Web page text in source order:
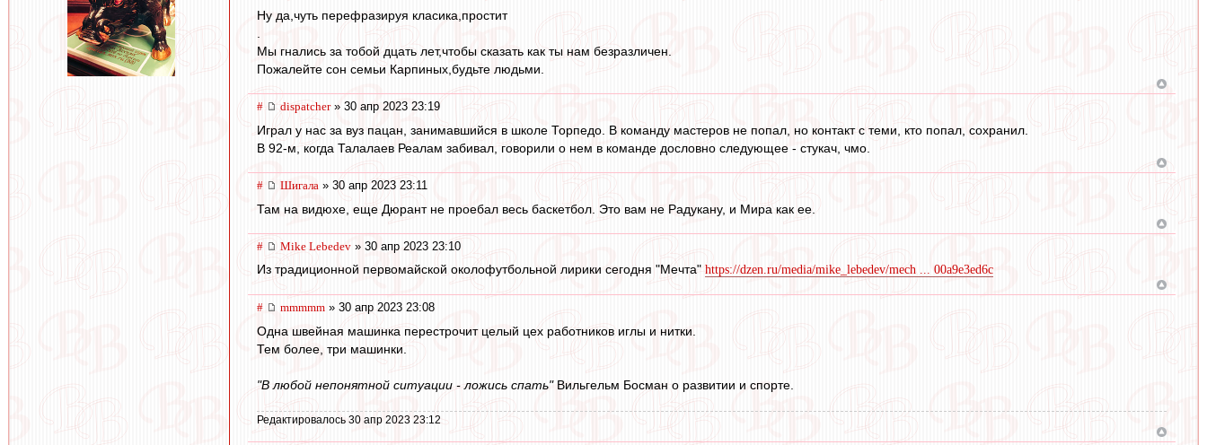
Ну да,чуть перефразируя класика,простит
.
Мы гнались за тобой дцать лет,чтобы сказать как ты нам безразличен.
Пожалейте сон семьи Карпиных,будьте людьми.
# dispatcher» 30 апр 2023 23:19
Играл у нас за вуз пацан, занимавшийся в школе Торпедо. В команду мастеров не попал, но контакт с теми, кто попал, сохранил.
В 92-м, когда Талалаев Реалам забивал, говорили о нем в команде дословно следующее - стукач, чмо.
# Шигала » 30 апр 2023 23:11
Там на видюхе, еще Дюрант не проебал весь баскетбол. Это вам не Радукану, и Мира как ее.
# Mike Lebedev » 30 апр 2023 23:10
Из традиционной первомайской околофутбольной лирики сегодня "Мечта" https://dzen.ru/media/mike_lebedev/mech ... 00a9e3ed6c
# mmmmm » 30 апр 2023 23:08
Одна швейная машинка перестрочит целый цех работников иглы и нитки.
Тем более, три машинки.
"В любой непонятной ситуации - ложись спать"Вильгельм Босман о развитии и спорте.
Редактировалось 30 апр 2023 23:12